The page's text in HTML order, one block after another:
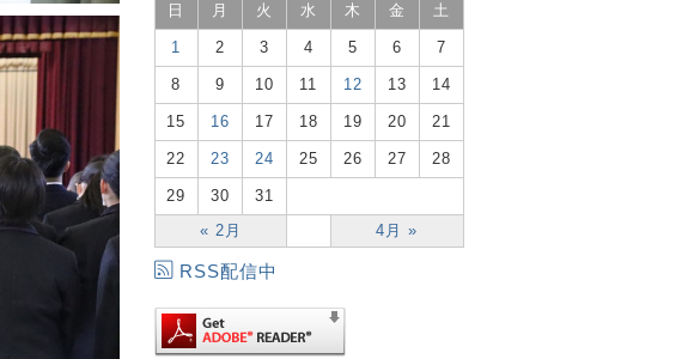
日 月 火 水 木 金 土
« 2月 4月 »
1 2 3 4 5 6 7
8 9 10 11 12 13 14
15 16 17 18 19 20 21
22 23 24 25 26 27 28
29 30 31
RSS配信中